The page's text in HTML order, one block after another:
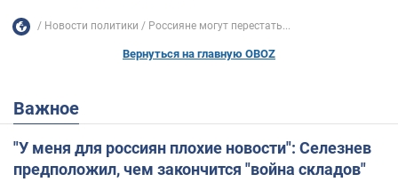
Новости политики Россияне могут перестать...
Вернуться на главную OBOZ
Важное
"У меня для россиян плохие новости": Селезнев
предположил, чем закончится "война складов"